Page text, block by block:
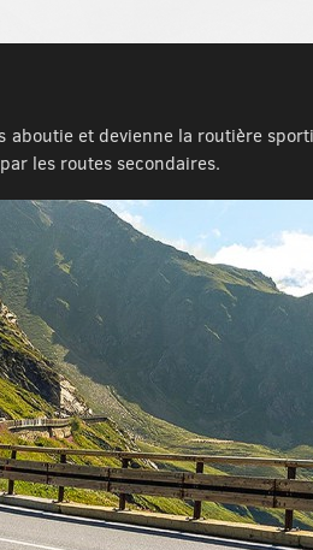
aboutie et devienne la routière
les routes secondaires.